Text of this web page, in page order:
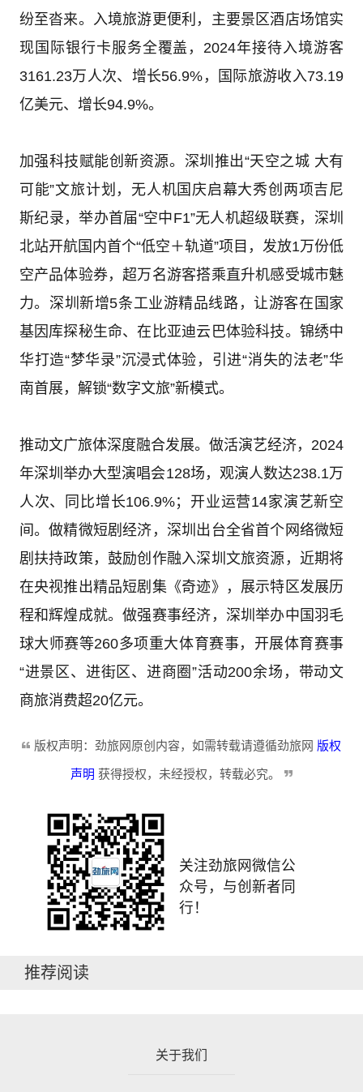
纷至沓来。入境旅游更便利，主要景区酒店场馆实
现国际银行卡服务全覆盖，2024年接待入境游客
3161.23万人次、增长56.9%，国际旅游收入73.19
亿美元、增长94.9%。
加强科技赋能创新资源。深圳推出“天空之城 大有
可能”文旅计划，无人机国庆启幕大秀创两项吉尼
斯纪录，举办首届“空中F1”无人机超级联赛，深圳
北站开航国内首个“低空＋轨道”项目，发放1万份低
空产品体验券，超万名游客搭乘直升机感受城市魅
力。深圳新增5条工业游精品线路，让游客在国家
基因库探秘生命、在比亚迪云巴体验科技。锦绣中
华打造“梦华录”沉浸式体验，引进“消失的法老”华
南首展，解锁“数字文旅”新模式。
推动文广旅体深度融合发展。做活演艺经济，2024
年深圳举办大型演唱会128场，观演人数达238.1万
人次、同比增长106.9%；开业运营14家演艺新空
间。做精微短剧经济，深圳出台全省首个网络微短
剧扶持政策，鼓励创作融入深圳文旅资源，近期将
在央视推出精品短剧集《奇迹》，展示特区发展历
程和辉煌成就。做强赛事经济，深圳举办中国羽毛
球大师赛等260多项重大体育赛事，开展体育赛事
“进景区、进街区、进商圈”活动200余场，带动文
商旅消费超20亿元。
版权声明：劲旅网原创内容，如需转载请遵循劲旅网 版权
声明 获得授权，未经授权，转载必究。
关注劲旅网微信公
众号，与创新者同
行！
推荐阅读
关于我们